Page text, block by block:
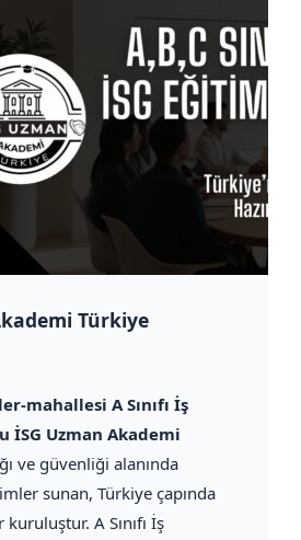
Türkiye
mahallesi A Sınıfı İş
İSG Uzman Akademi
ve güvenliği alanında
sunan, Türkiye çapında
A Sınıfı İş